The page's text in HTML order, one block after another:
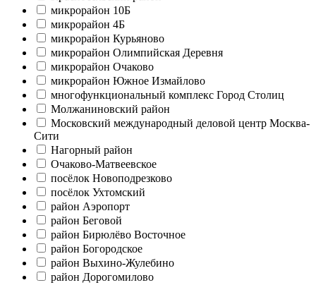
микрорайон 10Б
микрорайон 4Б
микрорайон Курьяново
микрорайон Олимпийская Деревня
микрорайон Очаково
микрорайон Южное Измайлово
многофункциональный комплекс Город Столиц
Молжаниновский район
Московский международный деловой центр Москва-
Сити
Нагорный район
Очаково-Матвеевское
посёлок Новоподрезково
посёлок Ухтомский
район Аэропорт
район Беговой
район Бирюлёво Восточное
район Богородское
район Выхино-Жулебино
район Дорогомилово